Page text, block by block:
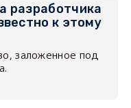
разработчика
к этому
заложенное под